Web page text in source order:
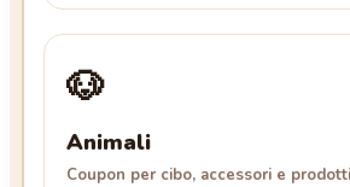
🐶
Animali
Coupon per cibo, accessori e